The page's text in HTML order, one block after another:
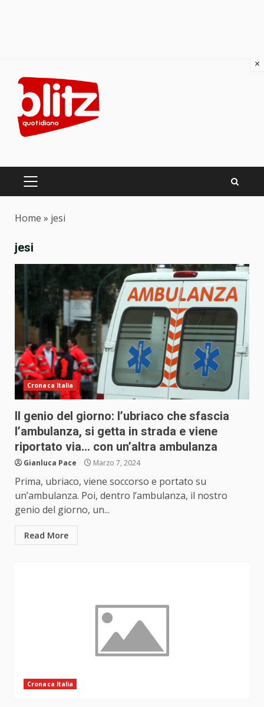
content
PRIMARY
Home » jesi
jesi
Cronaca Italia
Il genio del giorno: l’ubriaco che sfascia
l’ambulanza, si getta in strada e viene
riportato via… con un’altra ambulanza
Gianluca Pace Marzo 7, 2024
Prima, ubriaco, viene soccorso e portato su
un’ambulanza. Poi, dentro l’ambulanza, il nostro
genio del giorno, un...
Read More
Cronaca Italia
×